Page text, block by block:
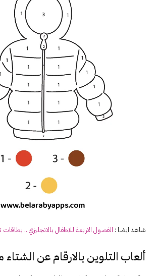
شاهد ايضا : الفصول الاربعة للاطفال بالانجليزي .. بطاقات
ألعاب التلوين بالارقام عن الشتاء